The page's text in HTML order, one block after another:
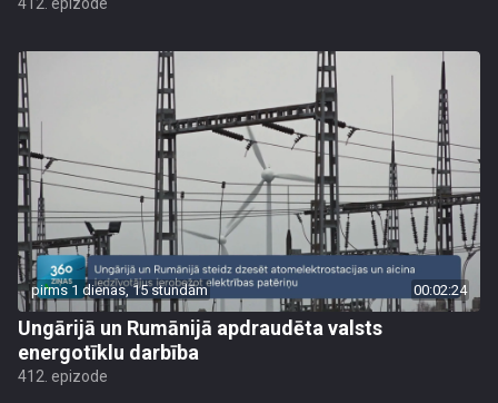
pirms 1 dienas, 15 stundām 00:02:24
Ungārijā un Rumānijā apdraudēta valsts
energotīklu darbība
412. epizode